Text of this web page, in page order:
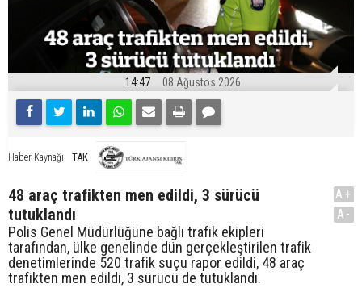
14:47 08 Ağustos 2026
Haber Kaynağı TAK
48 araç trafikten men edildi, 3 sürücü
tutuklandı
Polis Genel Müdürlüğüne bağlı trafik ekipleri
tarafından, ülke genelinde dün gerçekleştirilen trafik
denetimlerinde 520 trafik suçu rapor edildi, 48 araç
trafikten men edildi, 3 sürücü de tutuklandı.
A+
A-